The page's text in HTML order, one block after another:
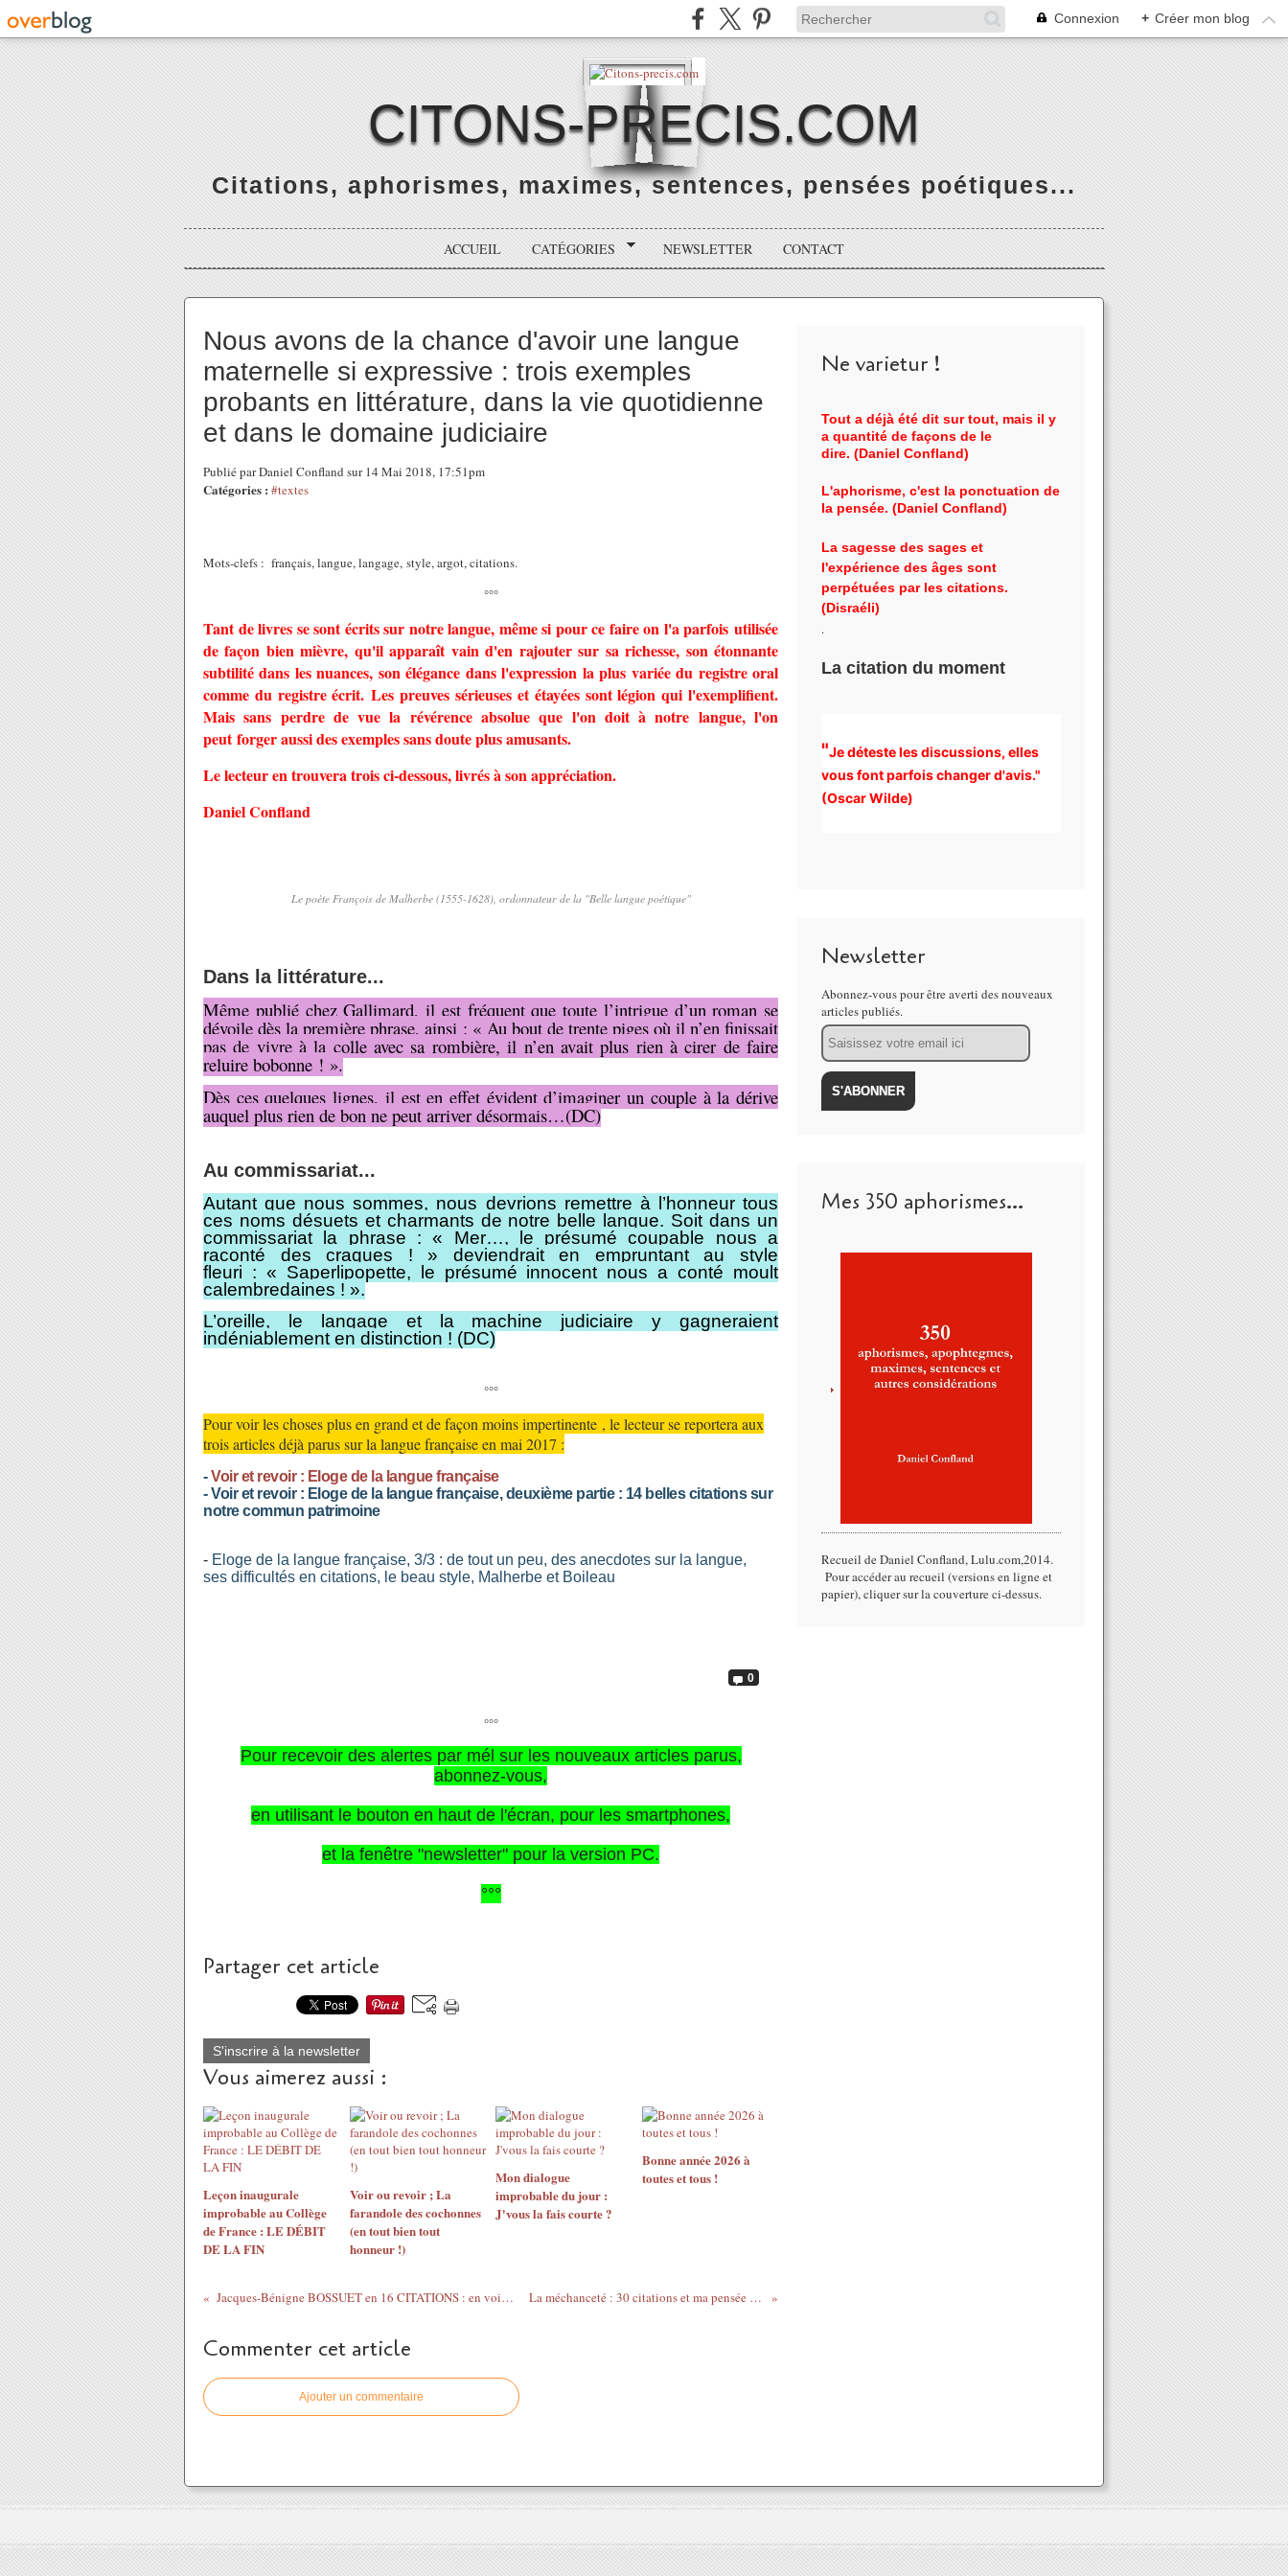
Connexion + Créer mon blog
CITONS-PRECIS.COM
Citations, aphorismes, maximes, sentences, pensées poétiques...
ACCUEIL CATÉGORIES NEWSLETTER CONTACT
Nous avons de la chance d'avoir une langue
maternelle si expressive : trois exemples
probants en littérature, dans la vie quotidienne
et dans le domaine judiciaire
Publié par Daniel Confland sur 14 Mai 2018, 17:51pm
Catégories : #textes
Mots-clefs : français, langue, langage, style, argot, citations.
°°°
Tant de livres se sont écrits sur notre langue, même si pour ce faire on l'a parfois utilisée
de façon bien mièvre, qu'il apparaît vain d'en rajouter sur sa richesse, son étonnante
subtilité dans les nuances, son élégance dans l'expression la plus variée du registre oral
comme du registre écrit. Les preuves sérieuses et étayées sont légion qui l'exemplifient.
Mais sans perdre de vue la révérence absolue que l'on doit à notre langue, l'on
peut forger aussi des exemples sans doute plus amusants.
Le lecteur en trouvera trois ci-dessous, livrés à son appréciation.
Daniel Confland
Le poète François de Malherbe (1555-1628), ordonnateur de la "Belle langue poétique"
Dans la littérature...
Même publié chez Gallimard, il est fréquent que toute l’intrigue d’un roman se
dévoile dès la première phrase, ainsi : « Au bout de trente piges où il n’en finissait
pas de vivre à la colle avec sa rombière, il n’en avait plus rien à cirer de faire
reluire bobonne ! ».
Dès ces quelques lignes, il est en effet évident d’imaginer un couple à la dérive
auquel plus rien de bon ne peut arriver désormais…(DC)
Au commissariat...
Autant que nous sommes, nous devrions remettre à l’honneur tous
ces noms désuets et charmants de notre belle langue. Soit dans un
commissariat la phrase : « Mer…, le présumé coupable nous a
raconté des craques ! » deviendrait en empruntant au style
fleuri : « Saperlipopette, le présumé innocent nous a conté moult
calembredaines ! ».
L’oreille, le langage et la machine judiciaire y gagneraient
indéniablement en distinction ! (DC)
°°°
Pour voir les choses plus en grand et de façon moins impertinente , le lecteur se reportera aux
trois articles déjà parus sur la langue française en mai 2017 :
-Voir et revoir : Eloge de la langue française
-Voir et revoir : Eloge de la langue française, deuxième partie : 14 belles citations sur
notre commun patrimoine
0
- Eloge de la langue française, 3/3 : de tout un peu, des anecdotes sur la langue,
ses difficultés en citations, le beau style, Malherbe et Boileau
°°°
Pour recevoir des alertes par mél sur les nouveaux articles parus,
abonnez-vous,
en utilisant le bouton en haut de l'écran, pour les smartphones,
et la fenêtre "newsletter" pour la version PC.
°°°
Partager cet article
S'inscrire à la newsletter
Vous aimerez aussi :
Leçon inaugurale
improbable au Collège
de France : LE DÉBIT
DE LA FIN
Voir ou revoir ; La
farandole des cochonnes
(en tout bien tout
honneur !)
Mon dialogue
improbable du jour :
J'vous la fais courte ?
Bonne année 2026 à
toutes et tous !
Jacques-Bénigne BOSSUET en 16 CITATIONS : en voilà un qui n'a jamais perdu l'Oraison ! La méchanceté : 30 citations et ma pensée poétique du jour sur le thème
Commenter cet article
Ajouter un commentaire
Ne varietur !
Tout a déjà été dit sur tout, mais il y
a quantité de façons de le
dire. (Daniel Confland)
L'aphorisme, c'est la ponctuation de
la pensée. (Daniel Confland)
La sagesse des sages et
l'expérience des âges sont
perpétuées par les citations.
(Disraéli)
.
La citation du moment
"Je déteste les discussions, elles
vous font parfois changer d'avis."
(Oscar Wilde)
Newsletter
Abonnez-vous pour être averti des nouveaux
articles publiés.
Email
Mes 350 aphorismes...
Recueil de Daniel Confland, Lulu.com,2014.​
Pour accéder au recueil (versions en ligne et
papier), cliquer sur la couverture ci-dessus.